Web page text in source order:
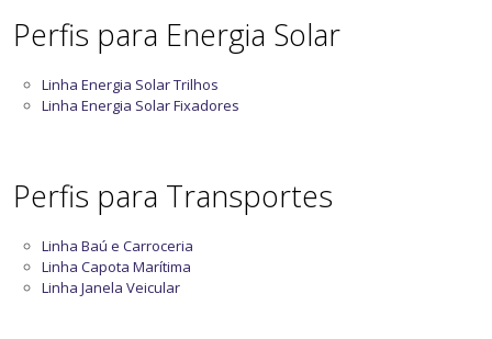
Perfis para Energia Solar
Linha Energia Solar Trilhos
Linha Energia Solar Fixadores
Perfis para Transportes
Linha Baú e Carroceria
Linha Capota Marítima
Linha Janela Veicular